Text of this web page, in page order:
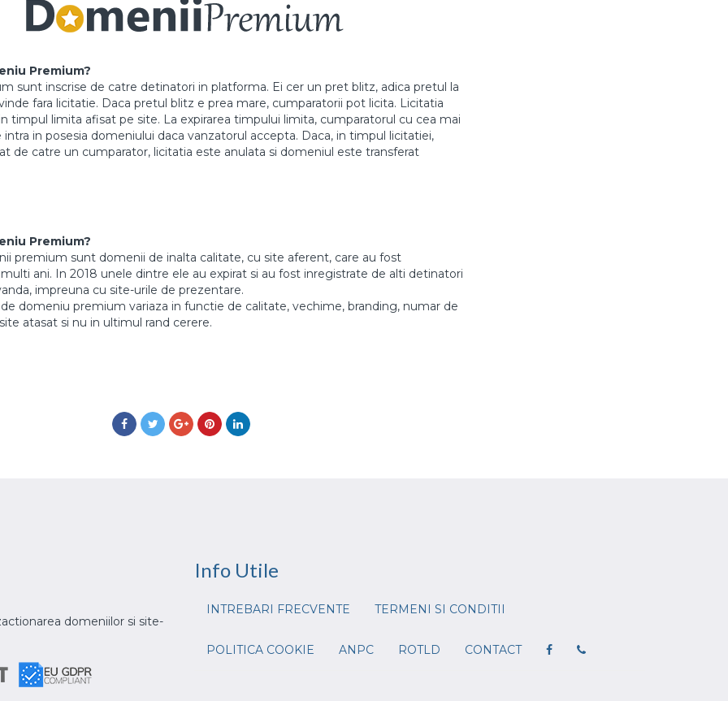
Premium?
sunt inscrise de catre detinatori in platforma. Ei cer un pret blitz, adica pretul la
fara licitatie. Daca pretul blitz e prea mare, cumparatorii pot licita. Licitatia
timpul limita afisat pe site. La expirarea timpului limita, cumparatorul cu cea mai
in posesia domeniului daca vanzatorul accepta. Daca, in timpul licitatiei,
de catre un cumparator, licitatia este anulata si domeniul este transferat
Premium?
premium sunt domenii de inalta calitate, cu site aferent, care au fost
ani. In 2018 unele dintre ele au expirat si au fost inregistrate de alti detinatori
impreuna cu site-urile de prezentare.
domeniu premium variaza in functie de calitate, vechime, branding, numar de
atasat si nu in ultimul rand cerere.
domeniilor si site-
Info Utile
INTREBARI FRECVENTE TERMENI SI CONDITII
POLITICA COOKIE ANPC ROTLD CONTACT